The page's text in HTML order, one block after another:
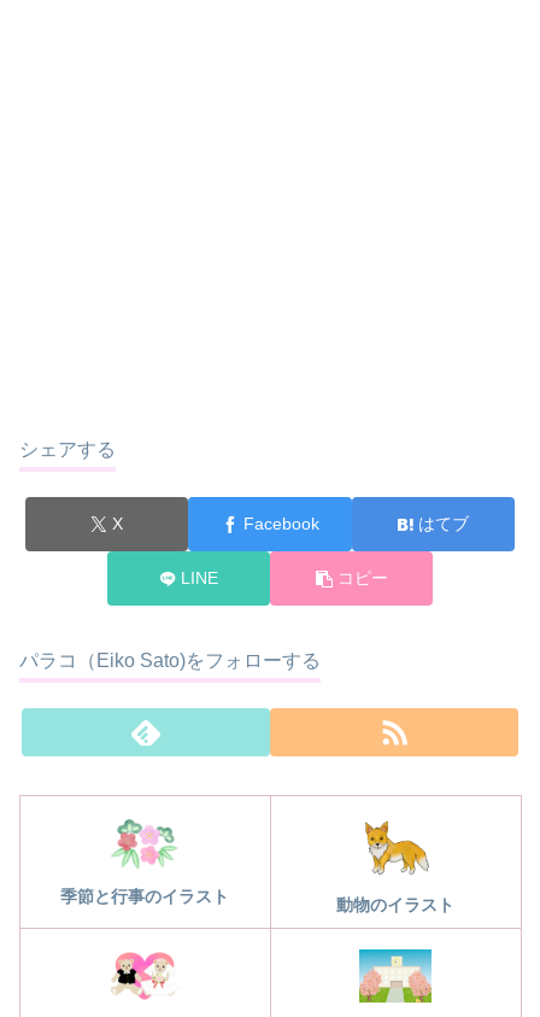
シェアする
X Facebook はてブ
LINE コピー
パラコ（Eiko Sato)をフォローする
季節と行事のイラスト 動物のイラスト